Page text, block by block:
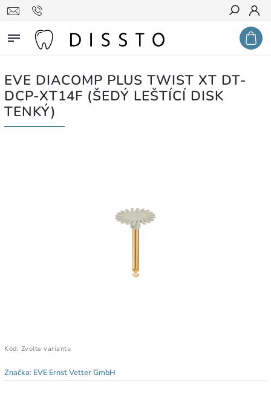
Hledat
EVE DIACOMP PLUS TWIST XT DT-
DCP-XT14F (ŠEDÝ LEŠTÍCÍ DISK
TENKÝ)
Kód: Zvolte variantu
Značka: EVE Ernst Vetter GmbH